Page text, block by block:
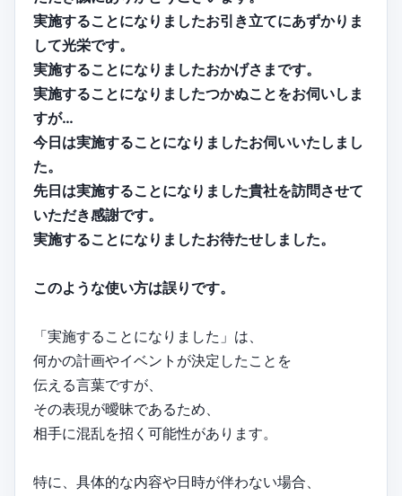
実施することになりましたお引き立てにあずかりま
して光栄です。
実施することになりましたおかげさまです。
実施することになりましたつかぬことをお伺いしま
すが…
今日は実施することになりましたお伺いいたしまし
た。
先日は実施することになりました貴社を訪問させて
いただき感謝です。
実施することになりましたお待たせしました。
このような使い方は誤りです。
「実施することになりました」は、
何かの計画やイベントが決定したことを
伝える言葉ですが、
その表現が曖昧であるため、
相手に混乱を招く可能性があります。
特に、具体的な内容や日時が伴わない場合、